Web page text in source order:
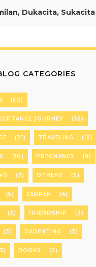
Dukacita, Sukacita
CATEGORIES
(50)
JOURNEY (35)
(21) TRAVELING (18)
(10) PREGNANCY (9)
(7) OTHERS (6)
(5) CERPEN (4)
(3) FRIENDSHIP (3)
(3) PARENTING (3)
BOOKS (2)